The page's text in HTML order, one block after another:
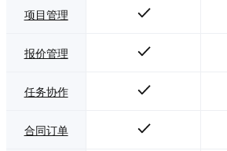
项目管理
报价管理
任务协作
合同订单